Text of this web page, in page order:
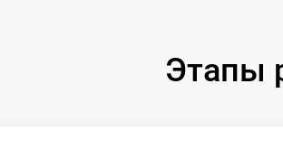
Этапы